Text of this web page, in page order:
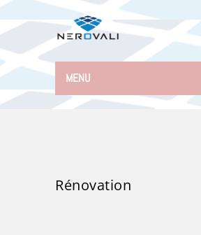
MENU
Rénovation